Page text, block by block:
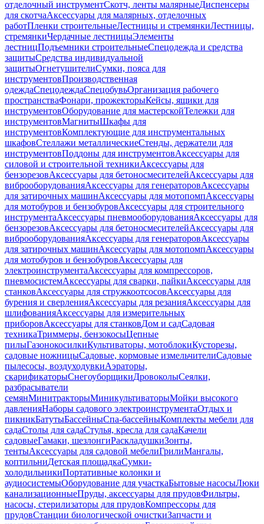
отделочный инструментСкотч, ленты малярныеДиспенсеры
для скотчаАксессуары для малярных, отделочных
работПленки строительныеЛестницы и стремянкиЛестницы,
стремянкиЧердачные лестницыЭлементы
лестницПодъемники строительныеСпецодежда и средства
защитыСредства индивидуальной
защитыОгнетушителиСумки, пояса для
инструментовПроизводственная
одеждаСпецодеждаСпецобувьОрганизация рабочего
пространстваФонари, прожекторыКейсы, ящики для
инструментовОборудование для мастерскойТележки для
инструментовМагнитыШкафы для
инструментовКомплектующие для инструментальных
шкафовСтеллажи металлическиеСтенды, держатели для
инструментовПоддоны для инструментовАксессуары для
силовой и строительной техникиАксессуары для
бензорезовАксессуары для бетоносмесителейАксессуары для
виброоборудованияАксессуары для генераторовАксессуары
для затирочных машинАксессуары для мотопомпАксессуары
для мотобуров и бензобуровАксессуары для строительного
инструментаАксессуары пневмооборудованияАксессуары для
бензорезовАксессуары для бетоносмесителейАксессуары для
виброоборудованияАксессуары для генераторовАксессуары
для затирочных машинАксессуары для мотопомпАксессуары
для мотобуров и бензобуровАксессуары для
электроинструментаАксессуары для компрессоров,
пневмосистемАксессуары для сварки, пайкиАксессуары для
станковАксессуары для стружкоотсосовАксессуары для
бурения и сверленияАксессуары для резанияАксессуары для
шлифованияАксессуары для измерительных
приборовАксессуары для станковДом и садСадовая
техникаТриммеры, бензокосыЦепные
пилыГазонокосилкиКультиваторы, мотоблокиКусторезы,
садовые ножницыСадовые, кормовые измельчителиСадовые
пылесосы, воздуходувкиАэраторы,
скарификаторыСнегоуборщикиДровоколыСеялки,
разбрасыватели
семянМинитракторыМиникультиваторыМойки высокого
давленияНаборы садового электроинструментаОтдых и
пикникБатутыБассейныСпа-бассейныКомплекты мебели для
садаСтолы для садаСтулья, кресла для садаКачели
садовыеГамаки, шезлонгиРаскладушкиЗонты,
тентыАксессуары для садовой мебелиГрилиМангалы,
коптильниДетская площадкаСумки-
холодильникиПортативные колонки и
аудиосистемыОборудование для участкаБытовые насосыЛюки
канализационныеПруды, аксессуары для прудовФильтры,
насосы, стерилизаторы для прудовКомпрессоры для
прудовСтанции биологической очисткиЗапчасти и